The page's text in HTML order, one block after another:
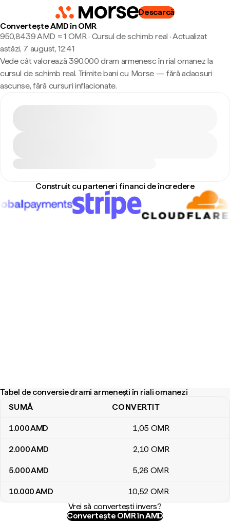
Descarcă
Convertește AMD în OMR
950,8439 AMD ≈ 1 OMR · Cursul de schimb real ·Actualizat
astăzi, 7 august, 12:41
Vede cât valorează 390.000 dram armenesc în rial omanez la
cursul de schimb real. Trimite bani cu Morse — fără adaosuri
ascunse, fără cursuri inflacionate.
Construit cu parteneri financi de încredere
Tabel de conversie drami armenești în riali omanezi
Tabel de conversie drami armenești în riali omanezi
SUMĂ CONVERTIT
1.000AMD 1,05 OMR
2.000AMD 2,10 OMR
5.000AMD 5,26 OMR
10.000AMD 10,52 OMR
Vrei să convertești invers?
Convertește OMR în AMD